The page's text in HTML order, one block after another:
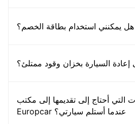
هل يمكنني استخدام بطاقة الخصم؟
إعادة السيارة بخزان وقود ممتلئ؟
التي أحتاج إلى تقديمها إلى مكتب
Europcar عندما أستلم سيارتي؟